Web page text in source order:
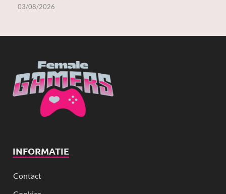
03/08/2026
INFORMATIE
Contact